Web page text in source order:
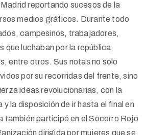
reportando sucesos de la
medios gráficos. Durante todo
campesinos, trabajadores,
que luchaban por la república,
entre otros. Sus notas no solo
por su recorridas del frente, sino
ideas revolucionarias, con la
la disposición de ir hasta el final en
también participó en el Socorro Rojo
dirigida por mujeres que se